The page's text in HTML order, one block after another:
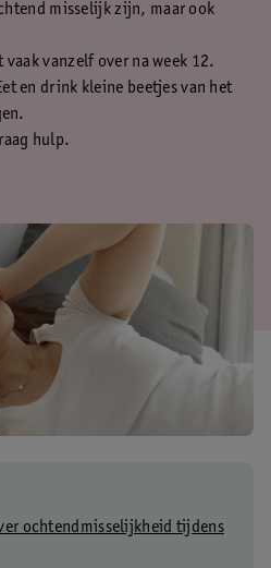
misselijk zijn, maar ook
vanzelf over na week 12.
en drink kleine beetjes van het
hulp.
ochtendmisselijkheid tijdens